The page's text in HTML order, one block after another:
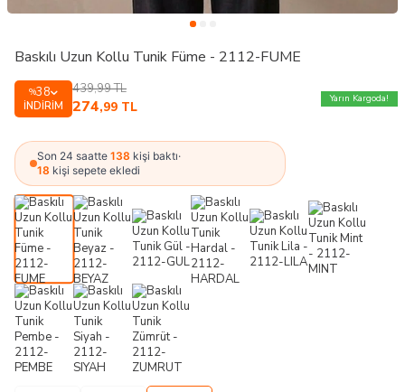
Baskılı Uzun Kollu Tunik Füme - 2112-FUME
%38
İNDIRIM
439,99TL
274,99 TL
Yarın Kargoda!
Son 24 saatte 138 kişi baktı·
18 kişi sepete ekledi